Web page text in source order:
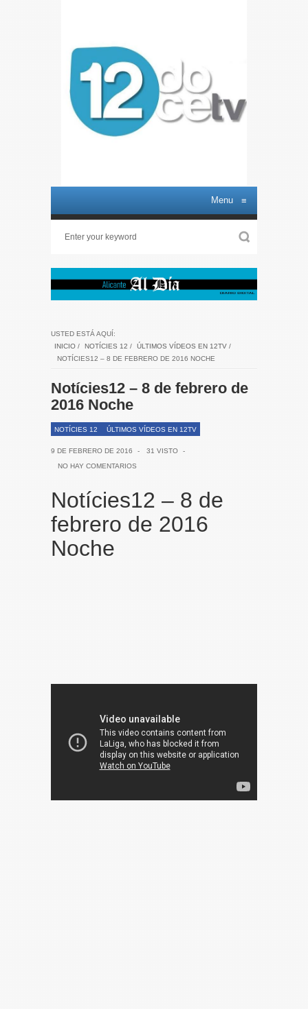
Menu ≡
USTED ESTÁ AQUÍ:
INICIO / NOTÍCIES 12 / ÚLTIMOS VÍDEOS EN 12TV /
NOTÍCIES12 – 8 DE FEBRERO DE 2016 NOCHE
Notícies12 – 8 de febrero de
2016 Noche
NOTÍCIES 12 ÚLTIMOS VÍDEOS EN 12TV
9 DE FEBRERO DE 2016 - 31 VISTO
-
NO HAY COMENTARIOS
Notícies12 – 8 de
febrero de 2016
Noche